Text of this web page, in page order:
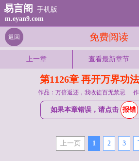
易言阁
手机版
m.eyan9.com
免费阅读
返回
上一章 查看最新章节
第1126章 再开万界功
作品：万倍返还，我收徒百无禁忌
如果本章错误，请点击 报错
上一页 1 2 3